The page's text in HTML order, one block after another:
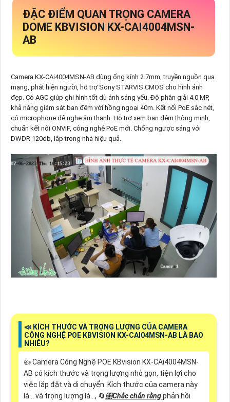
ĐẶC ĐIỂM QUAN TRỌNG CAMERA
DOME KBVISION KX-CAI4004MSN-
AB
Camera KX-CAi4004MSN-AB dùng ống kính 2.7mm, truyền nguồn qua
mạng, phát hiện người, hỗ trợ Sony STARVIS CMOS cho hình ảnh
đẹp. Có AGC giúp ghi hình tốt dù ánh sáng yếu. Độ phân giải 4.0 MP,
khả năng giám sát ban đêm với hồng ngoại 40m. Kết nối PoE sắc nét,
có microphone để nghe âm thanh. Hỗ trợ xem ban đêm thông minh,
chuẩn kết nối ONVIF, công nghệ PoE mới. Chống ngược sáng với
DWDR 120db, lắp trong nhà hiệu quả.
📣 KÍCH THƯỚC VÀ TRỌNG LƯỢNG CỦA CAMERA
CÔNG NGHỆ POE KBVISION KX-CAI04MSN-AB LÀ BAO
NHIÊU?
👍 Camera Công Nghệ POE KBvision KX-CAi4004MSN-
AB có kích thước và trọng lượng nhỏ gọn, tiện lợi cho
việc lắp đặt và di chuyển. Kích thước của camera này
là... và trọng lượng là..., 🔄🎛Chắc chắn rằng phản hồi